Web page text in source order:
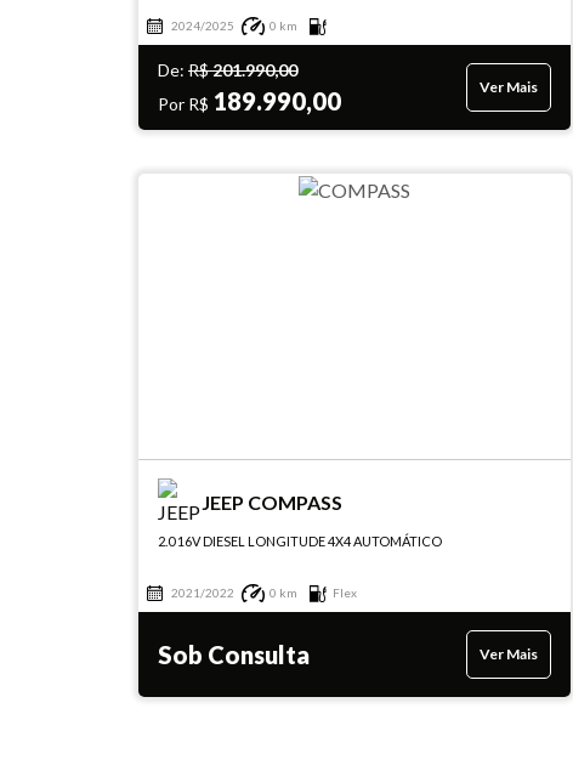
2024/2025 0 km
De: R$201.990,00
Por R$ 189.990,00 Ver Mais
JEEP COMPASS
2.0 16V DIESEL LONGITUDE 4X4 AUTOMÁTICO
2021/2022 0 km Flex
Sob Consulta Ver Mais